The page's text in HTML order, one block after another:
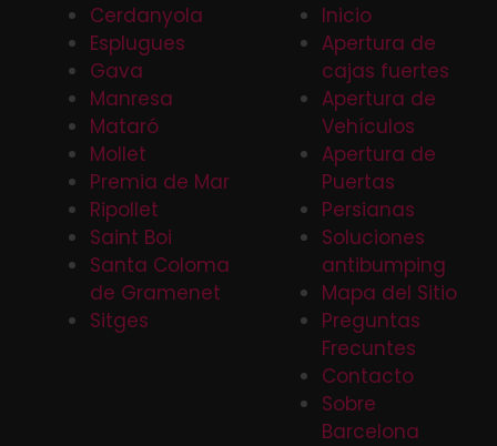
Cerdanyola
Esplugues
Gava
Manresa
Mataró
Mollet
Premia de Mar
Ripollet
Saint Boi
Santa Coloma
de Gramenet
Sitges
Inicio
Apertura de
cajas fuertes
Apertura de
Vehículos
Apertura de
Puertas
Persianas
Soluciones
antibumping
Mapa del Sitio
Preguntas
Frecuntes
Contacto
Sobre
Barcelona